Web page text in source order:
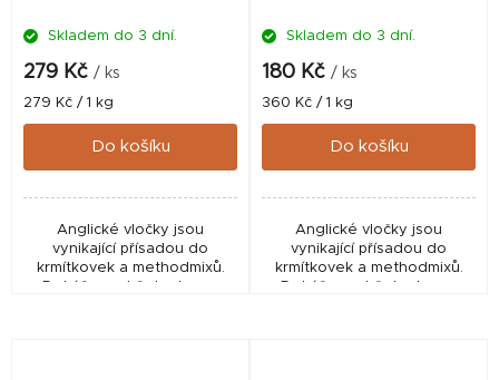
Skladem do 3 dní.
279 Kč / ks
Měrná
cena:
279 Kč / 1 kg
Do košíku
Anglické vločky jsou
vynikající přísadou do
krmítkovek a methodmixů.
Skladem do 3 dní.
180 Kč / ks
Měrná
cena:
360 Kč / 1 kg
Do košíku
Anglické vločky jsou
vynikající přísadou do
krmítkovek a methodmixů.